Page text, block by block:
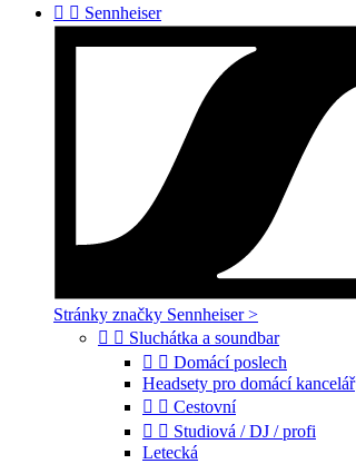
  Sennheiser
Stránky značky Sennheiser >
  Sluchátka a soundbar
  Domácí poslech
Headsety pro domácí kancelář
  Cestovní
  Studiová / DJ / profi
Letecká